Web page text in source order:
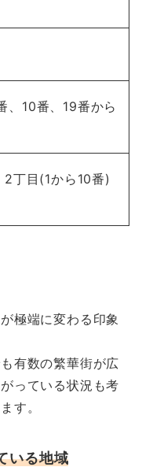
、10番、19番から
丁目(1から10番)
極端に変わる印象
有数の繁華街が広
っている状況も考
す。
いる地域